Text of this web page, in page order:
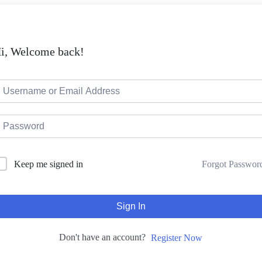
Welcome back!
Keep me signed in Forgot
Sign In
Don't have an account? Register Now